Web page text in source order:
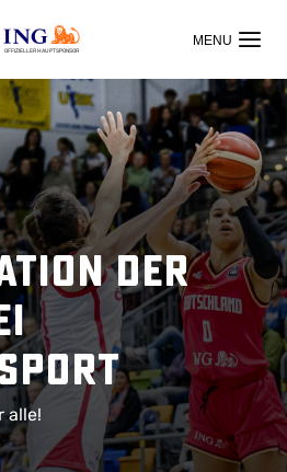
OFFIZIELLER HAUPTSPONSOR
der
alle!